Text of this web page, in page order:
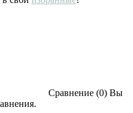
Сравнение (0) Вы